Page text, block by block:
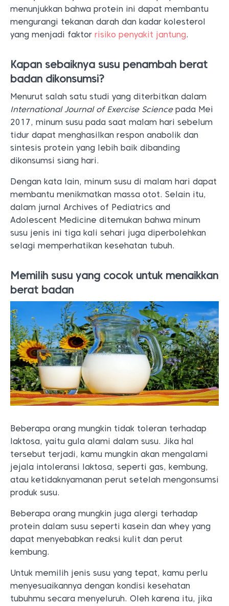
menunjukkan bahwa protein ini dapat membantu
mengurangi tekanan darah dan kadar kolesterol
yang menjadi faktor risiko penyakit jantung.
Kapan sebaiknya susu penambah berat
badan dikonsumsi?
Menurut salah satu studi yang diterbitkan dalam
International Journal of Exercise Sciencepada Mei
2017, minum susu pada saat malam hari sebelum
tidur dapat menghasilkan respon anabolik dan
sintesis protein yang lebih baik dibanding
dikonsumsi siang hari.
Dengan kata lain, minum susu di malam hari dapat
membantu menikmatkan massa otot. Selain itu,
dalam jurnal Archives of Pediatrics and
Adolescent Medicine ditemukan bahwa minum
susu jenis ini tiga kali sehari juga diperbolehkan
selagi memperhatikan kesehatan tubuh.
Memilih susu yang cocok untuk menaikkan
berat badan
Beberapa orang mungkin tidak toleran terhadap
laktosa, yaitu gula alami dalam susu. Jika hal
tersebut terjadi, kamu mungkin akan mengalami
jejala intoleransi laktosa, seperti gas, kembung,
atau ketidaknyamanan perut setelah mengonsumsi
produk susu.
Beberapa orang mungkin juga alergi terhadap
protein dalam susu seperti kasein dan whey yang
dapat menyebabkan reaksi kulit dan perut
kembung.
Untuk memilih jenis susu yang tepat, kamu perlu
menyesuaikannya dengan kondisi kesehatan
tubuhmu secara menyeluruh. Oleh karena itu, jika